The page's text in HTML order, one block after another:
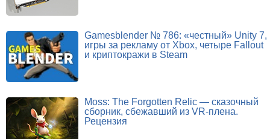
Gamesblender № 786: «честный» Unity 7,
игры за рекламу от Xbox, четыре Fallout
и криптокражи в Steam
Moss: The Forgotten Relic — сказочный
сборник, сбежавший из VR-плена.
Рецензия